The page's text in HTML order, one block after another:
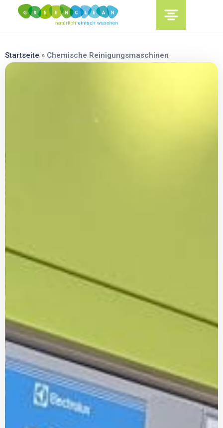
content
Startseite » Chemische Reinigungsmaschinen